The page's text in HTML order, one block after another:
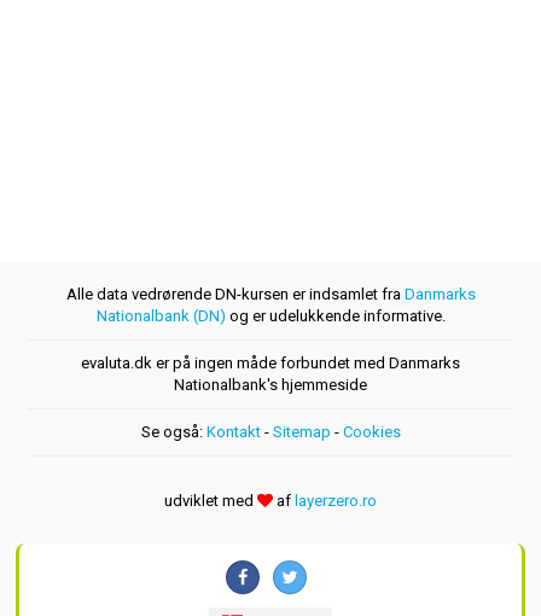
Alle data vedrørende DN-kursen er indsamlet fra Danmarks
Nationalbank (DN) og er udelukkende informative.
evaluta.dk er på ingen måde forbundet med Danmarks
Nationalbank's hjemmeside
Se også: Kontakt- Sitemap - Cookies
udviklet med af layerzero.ro